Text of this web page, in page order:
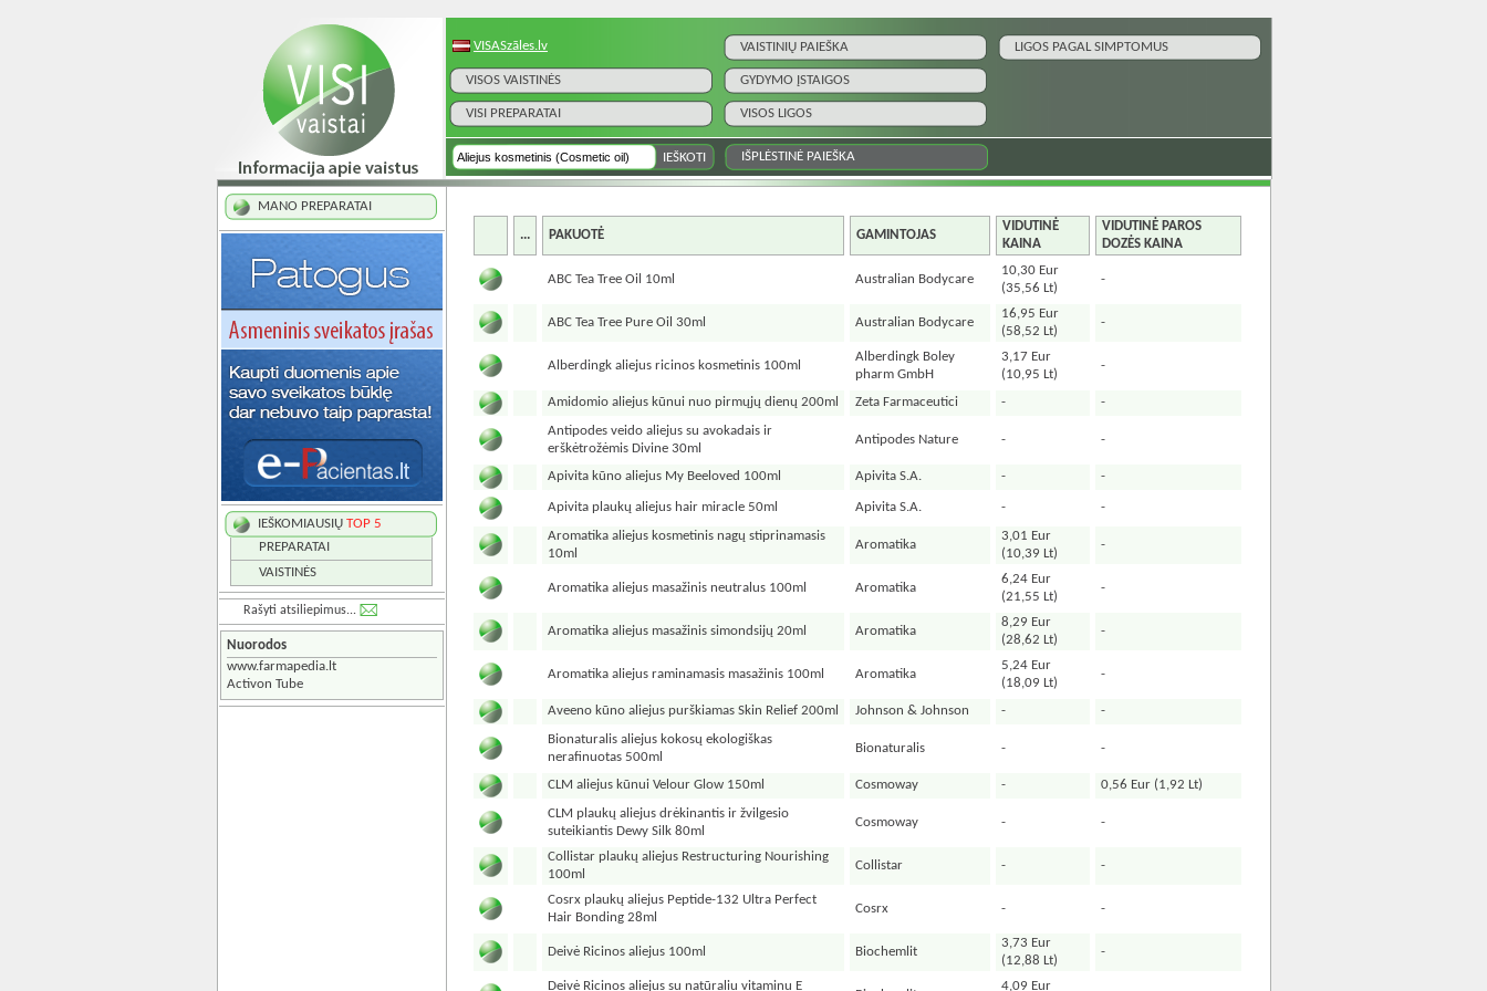
VISASzāles.lv VAISTINIŲ PAIEŠKA LIGOS PAGAL SIMPTOMUS
VISOS VAISTINĖS GYDYMO ĮSTAIGOS
VISI PREPARATAI VISOS LIGOS
IŠPLĖSTINĖ PAIEŠKA
MANO PREPARATAI
IEŠKOMIAUSIŲ TOP 5
PREPARATAI
VAISTINĖS
Rašyti atsiliepimus...
Nuorodos
www.farmapedia.lt
Activon Tube
... PAKUOTĖ GAMINTOJAS
VIDUTINĖ
KAINA
VIDUTINĖ PAROS
DOZĖS KAINA
ABC Tea Tree Oil 10ml Australian Bodycare
10,30 Eur
(35,56 Lt)
-
ABC Tea Tree Pure Oil 30ml Australian Bodycare
16,95 Eur
(58,52 Lt)
-
Alberdingk aliejus ricinos kosmetinis 100ml
Alberdingk Boley
pharm GmbH
3,17 Eur
(10,95 Lt)
-
Amidomio aliejus kūnui nuo pirmųjų dienų 200ml Zeta Farmaceutici -
-
Antipodes veido aliejus su avokadais ir
erškėtrožėmis Divine 30ml
Antipodes Nature - -
Apivita kūno aliejus My Beeloved 100ml Apivita S.A. - -
Apivita plaukų aliejus hair miracle 50ml Apivita S.A. -
-
Aromatika aliejus kosmetinis nagų stiprinamasis
10ml
Aromatika
3,01 Eur
(10,39 Lt)
-
Aromatika aliejus masažinis neutralus 100ml Aromatika
6,24 Eur
(21,55 Lt)
-
Aromatika aliejus masažinis simondsijų 20ml Aromatika
8,29 Eur
(28,62 Lt)
-
Aromatika aliejus raminamasis masažinis 100ml Aromatika
5,24 Eur
(18,09 Lt)
-
Aveeno kūno aliejus purškiamas Skin Relief 200ml Johnson & Johnson -
-
Bionaturalis aliejus kokosų ekologiškas
nerafinuotas 500ml
Bionaturalis - -
CLM aliejus kūnui Velour Glow 150ml Cosmoway -
0,56 Eur (1,92 Lt)
CLM plaukų aliejus drėkinantis ir žvilgesio
suteikiantis Dewy Silk 80ml
Cosmoway - -
Collistar plaukų aliejus Restructuring Nourishing
100ml
Collistar - -
Cosrx plaukų aliejus Peptide-132 Ultra Perfect
Hair Bonding 28ml
Cosrx - -
Deivė Ricinos aliejus 100ml Biochemlit
3,73 Eur
(12,88 Lt)
-
Deivė Ricinos aliejus su natūraliu vitaminu E 4,09 Eur